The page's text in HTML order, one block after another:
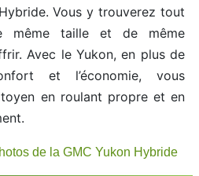
Vous y trouverez tout
même taille et de même
Avec le Yukon, en plus de
et l’économie, vous
en roulant propre et en
de la GMC Yukon Hybride